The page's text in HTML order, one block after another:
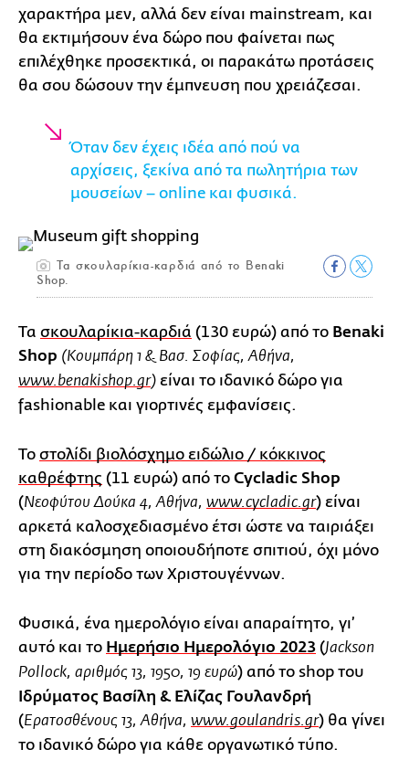
χαρακτήρα μεν, αλλά δεν είναι mainstream, και
θα εκτιμήσουν ένα δώρο που φαίνεται πως
επιλέχθηκε προσεκτικά, οι παρακάτω προτάσεις
θα σου δώσουν την έμπνευση που χρειάζεσαι.
Όταν δεν έχεις ιδέα από πού να
αρχίσεις, ξεκίνα από τα πωλητήρια των
μουσείων – online και φυσικά.
Τα σκουλαρίκια-καρδιά από το Benaki
Shop.
Τα σκουλαρίκια-καρδιά (130 ευρώ) από το Benaki
Shop (Κουμπάρη 1 & Βασ. Σοφίας, Αθήνα,
www.benakishop.gr) είναι το ιδανικό δώρο για
fashionable και γιορτινές εμφανίσεις.
Το στολίδι βιολόσχημο ειδώλιο / κόκκινος
καθρέφτης (11 ευρώ) από το Cycladic Shop
(Νεοφύτου Δούκα 4, Αθήνα, www.cycladic.gr) είναι
αρκετά καλοσχεδιασμένο έτσι ώστε να ταιριάξει
στη διακόσμηση οποιουδήποτε σπιτιού, όχι μόνο
για την περίοδο των Χριστουγέννων.
Φυσικά, ένα ημερολόγιο είναι απαραίτητο, γι’
αυτό και το Ημερήσιο Ημερολόγιο 2023 (Jackson
Pollock, αριθμός 13, 1950, 19 ευρώ) από το shop του
Ιδρύματος Βασίλη & Ελίζας Γουλανδρή
(Ερατοσθένους 13, Αθήνα, www.goulandris.gr) θα γίνει
το ιδανικό δώρο για κάθε οργανωτικό τύπο.